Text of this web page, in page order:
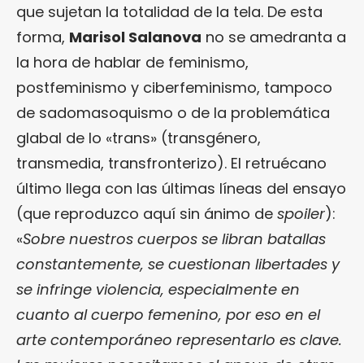
que sujetan la totalidad de la tela. De esta
forma, Marisol Salanova no se amedranta a
la hora de hablar de feminismo,
postfeminismo y ciberfeminismo, tampoco
de sadomasoquismo o de la problemática
glabal de lo «trans» (transgénero,
transmedia, transfronterizo). El retruécano
último llega con las últimas líneas del ensayo
(que reproduzco aquí sin ánimo de spoiler):
«Sobre nuestros cuerpos se libran batallas
constantemente, se cuestionan libertades y
se infringe violencia, especialmente en
cuanto al cuerpo femenino, por eso en el
arte contemporáneo representarlo es clave.